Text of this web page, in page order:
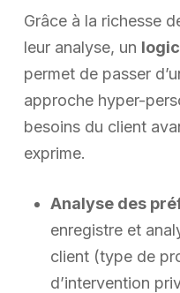
Grâce à la richesse
leur analyse, un
permet de passer
approche hyper-
besoins du client
exprime.
Analyse des
enregistre et
client (type de
d’intervention